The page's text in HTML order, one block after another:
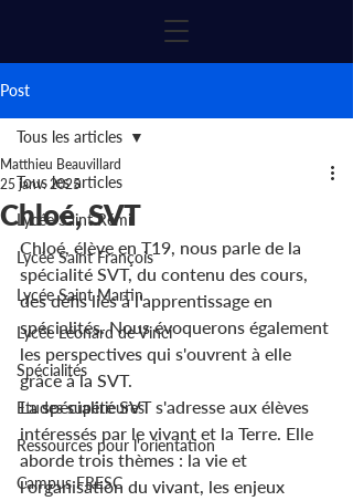
Post
Tous les articles
Lycée Saint Rémi
Lycée Saint François
Lycée Saint Martin
Lycée Léonard de Vinci
Spécialités
Etudes supérieures
Ressources pour l'orientation
Campus FRESC
Tous les articles
Chloé, SVT
Matthieu Beauvillard
25 janv. 2025
Chloé, élève en T19, nous parle de la
spécialité SVT, du contenu des cours,
des défis liés à l'apprentissage en
spécialités. Nous évoquerons également
les perspectives qui s'ouvrent à elle
grâce à la SVT.
La spécialité SVT s'adresse aux élèves
intéressés par le vivant et la Terre. Elle
aborde trois thèmes : la vie et
l'organisation du vivant, les enjeux